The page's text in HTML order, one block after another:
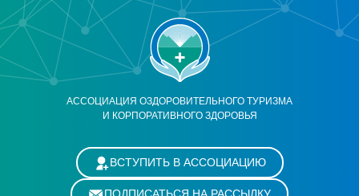
АССОЦИАЦИЯ ОЗДОРОВИТЕЛЬНОГО ТУРИЗМА
И КОРПОРАТИВНОГО ЗДОРОВЬЯ
ВСТУПИТЬ В АССОЦИАЦИЮ